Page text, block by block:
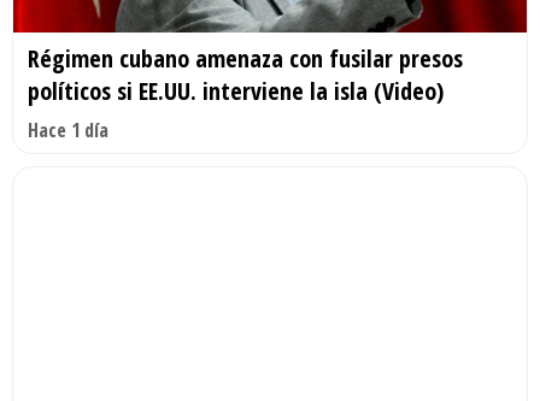
Régimen cubano amenaza con fusilar presos
políticos si EE.UU. interviene la isla (Video)
Hace 1 día